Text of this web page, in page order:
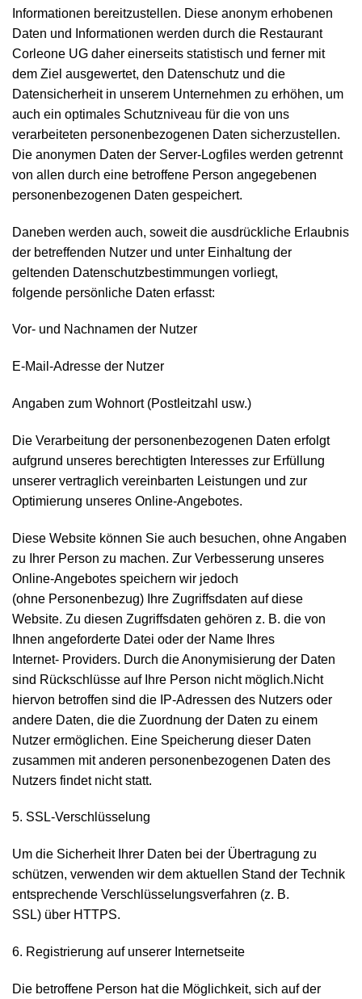
Informationen bereitzustellen. Diese anonym erhobenen
Daten und Informationen werden durch die Restaurant
Corleone UG daher einerseits statistisch und ferner mit
dem Ziel ausgewertet, den Datenschutz und die
Datensicherheit in unserem Unternehmen zu erhöhen, um
auch ein optimales Schutzniveau für die von uns
verarbeiteten personenbezogenen Daten sicherzustellen.
Die anonymen Daten der Server-Logfiles werden getrennt
von allen durch eine betroffene Person angegebenen
personenbezogenen Daten gespeichert.
Daneben werden auch, soweit die ausdrückliche Erlaubnis
der betreffenden Nutzer und unter Einhaltung der
geltenden Datenschutzbestimmungen vorliegt,
folgende persönliche Daten erfasst:
Vor- und Nachnamen der Nutzer
E-Mail-Adresse der Nutzer
Angaben zum Wohnort (Postleitzahl usw.)
Die Verarbeitung der personenbezogenen Daten erfolgt
aufgrund unseres berechtigten Interesses zur Erfüllung
unserer vertraglich vereinbarten Leistungen und zur
Optimierung unseres Online-Angebotes.
Diese Website können Sie auch besuchen, ohne Angaben
zu Ihrer Person zu machen. Zur Verbesserung unseres
Online-Angebotes speichern wir jedoch
(ohne Personenbezug) Ihre Zugriffsdaten auf diese
Website. Zu diesen Zugriffsdaten gehören z. B. die von
Ihnen angeforderte Datei oder der Name Ihres
Internet- Providers. Durch die Anonymisierung der Daten
sind Rückschlüsse auf Ihre Person nicht möglich.Nicht
hiervon betroffen sind die IP-Adressen des Nutzers oder
andere Daten, die die Zuordnung der Daten zu einem
Nutzer ermöglichen. Eine Speicherung dieser Daten
zusammen mit anderen personenbezogenen Daten des
Nutzers findet nicht statt.
5. SSL-Verschlüsselung
Um die Sicherheit Ihrer Daten bei der Übertragung zu
schützen, verwenden wir dem aktuellen Stand der Technik
entsprechende Verschlüsselungsverfahren (z. B.
SSL) über HTTPS.
6. Registrierung auf unserer Internetseite
Die betroffene Person hat die Möglichkeit, sich auf der